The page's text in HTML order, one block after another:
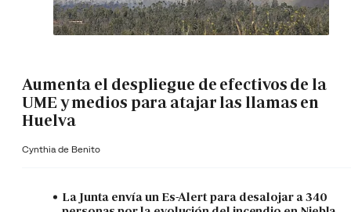
Aumenta el despliegue de efectivos de la
UME y medios para atajar las llamas en
Huelva
Cynthia de Benito
La Junta envía un Es-Alert para desalojar a 340